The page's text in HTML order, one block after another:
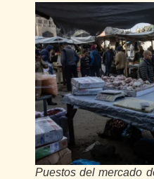
Puestos del mercado